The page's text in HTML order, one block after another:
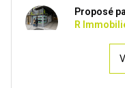
Proposé
R